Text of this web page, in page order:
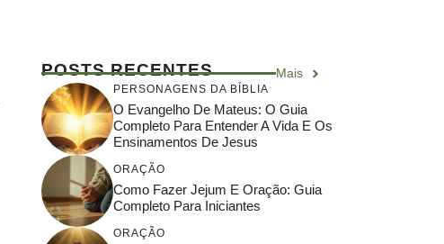
POSTS RECENTES Mais
PERSONAGENS DA BÍBLIA
O Evangelho De Mateus: O Guia
Completo Para Entender A Vida E Os
Ensinamentos De Jesus
ORAÇÃO
Como Fazer Jejum E Oração: Guia
Completo Para Iniciantes
ORAÇÃO